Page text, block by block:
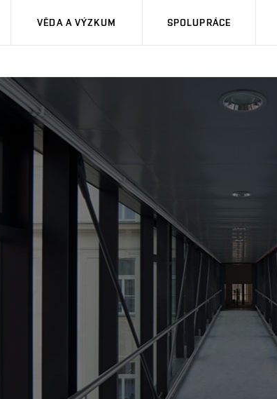
VĚDA A VÝZKUM SPOLUPRÁCE